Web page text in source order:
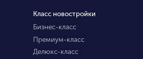
Класс новостройки
Бизнес-класс
Премиум-класс
Делюкс-класс